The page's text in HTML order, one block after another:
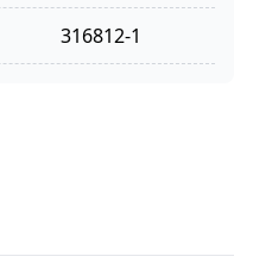
316812-1